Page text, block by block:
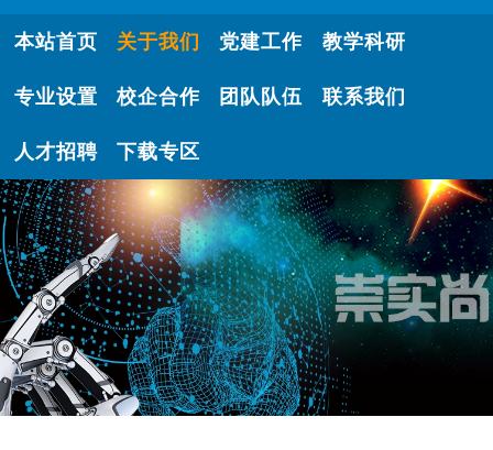
本站首页 关于我们 党建工作 教学科研
专业设置 校企合作 团队队伍 联系我们
人才招聘 下载专区